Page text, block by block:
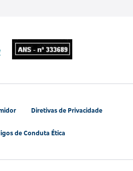
Diretivas de Privacidade
de Conduta Ética